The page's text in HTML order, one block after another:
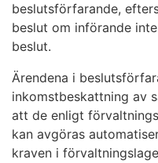
beslutsförfarande,
beslut om införande
beslut.
Ärendena i
inkomstbeskattning av
att de enligt
kan avgöras
kraven i